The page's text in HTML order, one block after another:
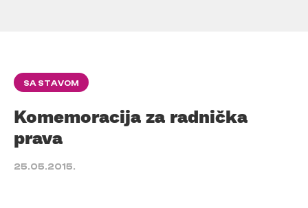
SA STAVOM
Komemoracija za radnička
prava
25.05.2015.